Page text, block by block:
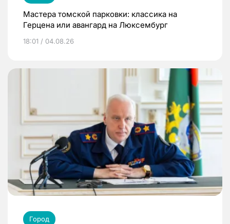
Мастера томской парковки: классика на
Герцена или авангард на Люксембург
18:01 / 04.08.26
Город